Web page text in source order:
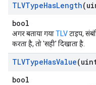
TLVTypeHasLength
bool
अगर बताया गयाTLVटाइप,
करता है, तो 'सही' दिखाता है.
TLVTypeHasValue
bool